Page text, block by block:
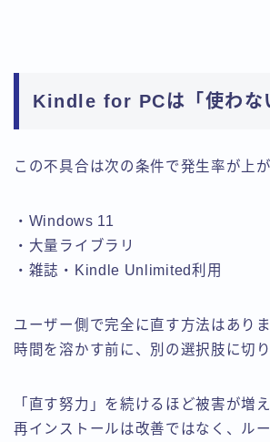
Kindle for PCは「使わな
この不具合は次の条件で発生率が上が
・Windows 11
・大量ライブラリ
・雑誌・Kindle Unlimited利用
ユーザー側で完全に直す方法はありま
時間を溶かす前に、別の選択肢に切
「直す努力」を続けるほど被害が増え
再インストールは改善ではなく、ル